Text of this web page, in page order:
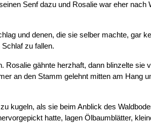
Senf dazu und Rosalie war eher nach
und denen, die sie selber machte, gar
zu fallen.
gähnte herzhaft, dann blinzelte sie
an den Stamm gelehnt mitten am Hang
kugeln, als sie beim Anblick des
hatte, lagen Ölbaumblätter,